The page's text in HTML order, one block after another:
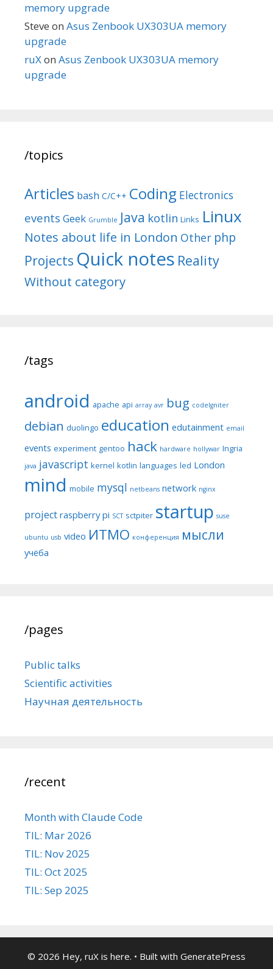
memory upgrade
Steve on Asus Zenbook UX303UA memory
upgrade
ruXon Asus Zenbook UX303UA memory
upgrade
/topics
Articles bash C/C++ Coding Electronics
events Geek Grumble Java kotlin Links Linux
Notes about life in London Other php
Projects Quick notes Reality
Without category
/tags
android apache api array avr bug codeIgniter
debian duolingo education edutainment email
events experiment gentoo hack hardware hollywar Ingria
java javascript kernel kotlin languages led London
mind mobile mysql netbeans network nginx
project raspberry pi SCT sctpiter startup suse
ubuntu usb video ИТМО конференция мысли
учёба
/pages
Public talks
Scientific activities
Научная деятельность
/recent
Month with Claude Code
TIL: Mar 2026
TIL: Nov 2025
TIL: Oct 2025
TIL: Sep 2025
© 2026 Hey, ruX is here. • Built with GeneratePress